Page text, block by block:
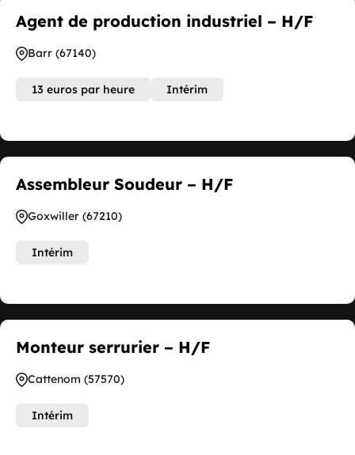
Agent de production industriel – H/F
Barr (67140)
13 euros par heure Intérim
Assembleur Soudeur – H/F
Goxwiller (67210)
Intérim
Monteur serrurier – H/F
Cattenom (57570)
Intérim